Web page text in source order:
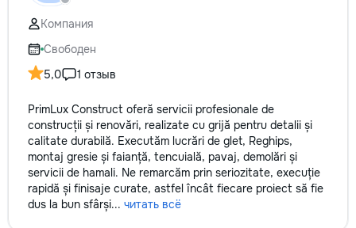
Компания
Свободен
5,0
1 отзыв
PrimLux Construct oferă servicii profesionale de
construcții și renovări, realizate cu grijă pentru detalii și
calitate durabilă. Executăm lucrări de glet, Reghips,
montaj gresie și faianță, tencuială, pavaj, demolări și
servicii de hamali. Ne remarcăm prin seriozitate, execuție
rapidă și finisaje curate, astfel încât fiecare proiect să fie
dus la bun sfârși... читать всё